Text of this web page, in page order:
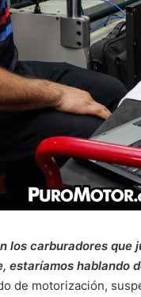
los carburadores
estaríamos hablando
de motorización,